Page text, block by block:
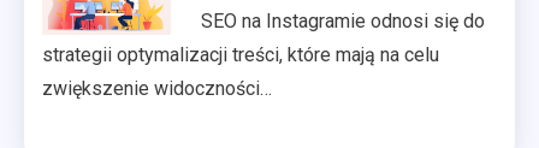
SEO na Instagramie odnosi się do
strategii optymalizacji treści, które mają na celu
zwiększenie widoczności…